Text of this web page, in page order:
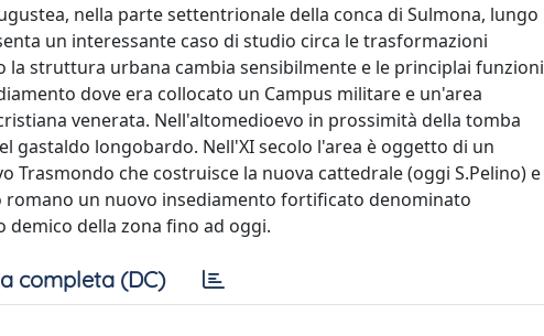
nella parte settentrionale della conca di Sulmona, lungo
un interessante caso di studio circa le trasformazioni
struttura urbana cambia sensibilmente e le principlai funzioni
dove era collocato un Campus militare e un'area
venerata. Nell'altomedioevo in prossimità della tomba
gastaldo longobardo. Nell'XI secolo l'area è oggetto di un
che costruisce la nuova cattedrale (oggi S.Pelino) e
un nuovo insediamento fortificato denominato
demico della zona fino ad oggi.
completa (DC)